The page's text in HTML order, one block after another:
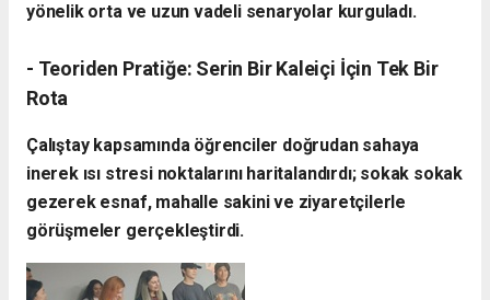
yönelik orta ve uzun vadeli senaryolar kurguladı.
- ​Teoriden Pratiğe: Serin Bir Kaleiçi İçin Tek Bir
Rota
​Çalıştay kapsamında öğrenciler doğrudan sahaya
inerek ısı stresi noktalarını haritalandırdı; sokak sokak
gezerek esnaf, mahalle sakini ve ziyaretçilerle
görüşmeler gerçekleştirdi.